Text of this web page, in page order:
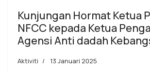
Kunjungan Hormat Ketua
NFCC kepada Ketua
Agensi Anti dadah
Aktiviti 13 Januari 2025